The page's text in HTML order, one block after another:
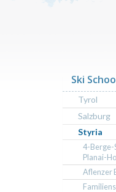
Ski
Tyrol
Salzburg
Styria
4-Berge-
Planai-
Aflenzer